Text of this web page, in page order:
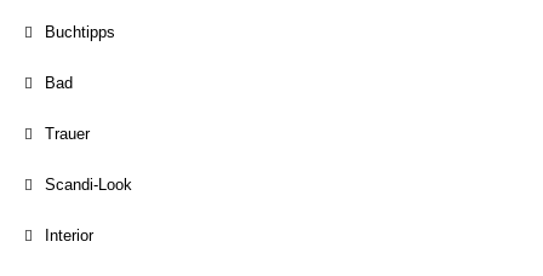
Buchtipps
Bad
Trauer
Scandi-Look
Interior